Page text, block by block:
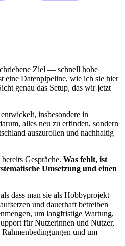
Ziel — schnell hohe
eine Datenpipeline, wie ich sie hier
genau das Setup, das wir jetzt
insbesondere in
alles neu zu erfinden, sondern
auszurollen und nachhaltig
Gespräche. Was fehlt, ist
Umsetzung und einen
dass man sie als Hobbyprojekt
und dauerhaft betreiben
um langfristige Wartung,
für Nutzerinnen und Nutzer,
und um